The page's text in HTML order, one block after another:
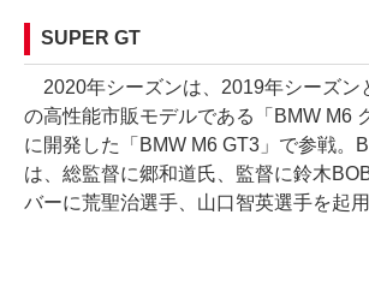
SUPER GT
2020年シーズンは、2019年シーズン
の高性能市販モデルである「BMW M6
に開発した「BMW M6 GT3」で参戦。
は、総監督に郷和道氏、監督に鈴木
バーに荒聖治選手、山口智英選手を起用